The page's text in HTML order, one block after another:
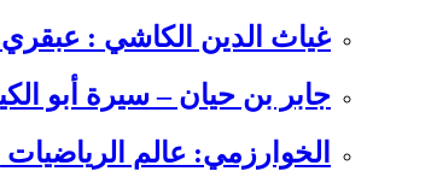
غياث الدين الكاشي : عبقري
جابر بن حيان – سيرة أبو
الخوارزمي: عالم